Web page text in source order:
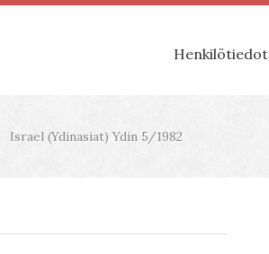
Henkilötiedot
Israel (Ydinasiat) Ydin 5/1982